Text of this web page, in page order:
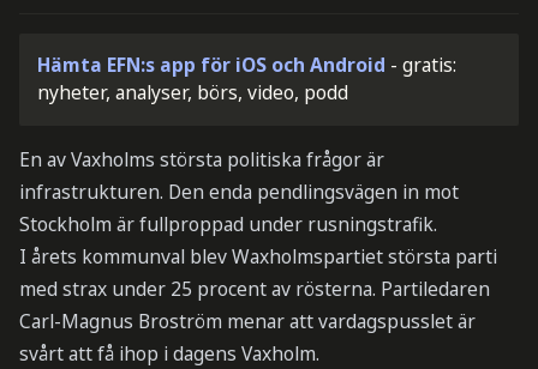
Hämta EFN:s app för iOS och Android - gratis:
nyheter, analyser, börs, video, podd
En av Vaxholms största politiska frågor är
infrastrukturen. Den enda pendlingsvägen in mot
Stockholm är fullproppad under rusningstrafik.
I årets kommunval blev Waxholmspartiet största parti
med strax under 25 procent av rösterna. Partiledaren
Carl-Magnus Broström menar att vardagspusslet är
svårt att få ihop i dagens Vaxholm.